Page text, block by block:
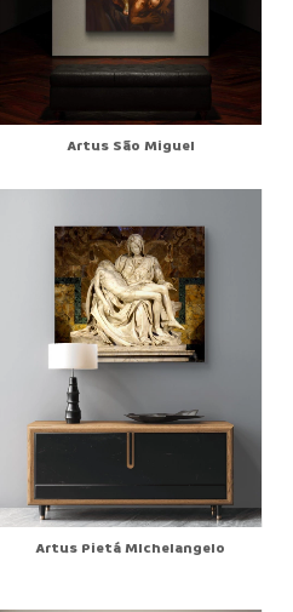
Artus São Miguel
Artus Pietá MIchelangelo